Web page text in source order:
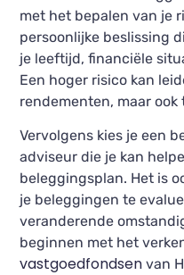
met het bepalen van je
persoonlijke beslissing
je leeftijd, financiële
Een hoger risico kan
rendementen, maar
Vervolgens kies je een
adviseur die je kan
beleggingsplan. Het is
je beleggingen te
veranderende
beginnen met het
vastgoedfondsen van